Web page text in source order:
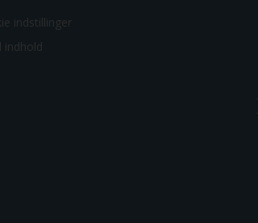
indstillinger
indhold